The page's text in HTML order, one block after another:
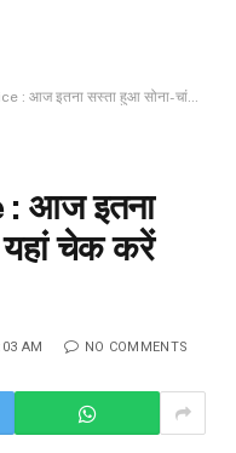
सस्ता हुआ सोना-चांदी, यहां चेक करें अपने शहर भाव…
आज इतना
यहां चेक करें
AM NO COMMENTS